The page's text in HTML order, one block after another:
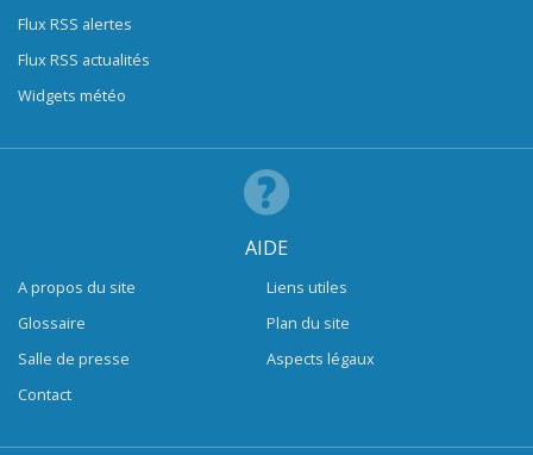
Flux RSS alertes
Flux RSS actualités
Widgets météo
AIDE
A propos du site
Glossaire
Salle de presse
Contact
Liens utiles
Plan du site
Aspects légaux